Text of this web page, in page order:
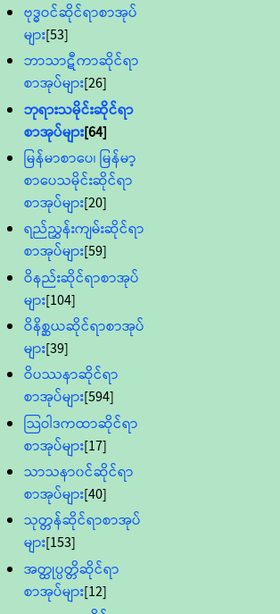
ဗုဒ္ဓဝင်ဆိုင်ရာစာအုပ်
များ[53]
ဘာသာဋီကာဆိုင်ရာ
စာအုပ်များ[26]
ဘုရားသမိုင်းဆိုင်ရာ
စာအုပ်များ[64]
မြန်မာစာပေ၊ မြန်မာ့
စာပေသမိုင်းဆိုင်ရာ
စာအုပ်များ[20]
ရည်ညွှန်းကျမ်းဆိုင်ရာ
စာအုပ်များ[59]
ဝိနည်းဆိုင်ရာစာအုပ်
များ[104]
ဝိနိစ္ဆယဆိုင်ရာစာအုပ်
များ[39]
ဝိပဿနာဆိုင်ရာ
စာအုပ်များ[594]
သြဝါဒကထာဆိုင်ရာ
စာအုပ်များ[17]
သာသနာ၀င်ဆိုင်ရာ
စာအုပ်များ[40]
သုတ္တန်ဆိုင်ရာစာအုပ်
များ[153]
အတ္ထုပ္ပတ္တိဆိုင်ရာ
စာအုပ်များ[12]